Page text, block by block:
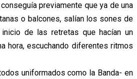
previamente que ya de una
o balcones, salían los sones de
de las retretas que hacían un
hora, escuchando diferentes ritmos
uniformados como la Banda- en